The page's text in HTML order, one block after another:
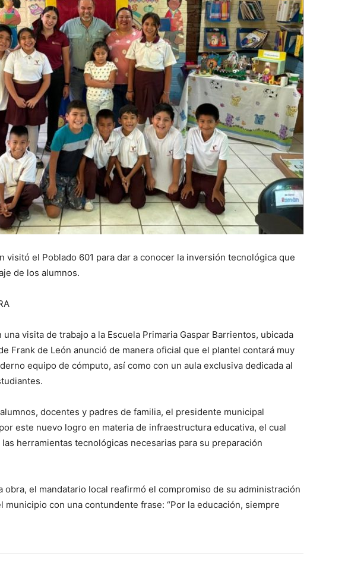
visitó el Poblado 601 para dar a conocer la inversión tecnológica que
de los alumnos.
una visita de trabajo a la Escuela Primaria Gaspar Barrientos, ubicada
Frank de León anunció de manera oficial que el plantel contará muy
equipo de cómputo, así como con un aula exclusiva dedicada al
docentes y padres de familia, el presidente municipal
este nuevo logro en materia de infraestructura educativa, el cual
herramientas tecnológicas necesarias para su preparación
obra, el mandatario local reafirmó el compromiso de su administración
municipio con una contundente frase: “Por la educación, siempre